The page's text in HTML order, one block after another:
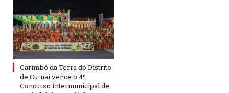
Carimbó da Terra do Distrito
de Curuai vence o 4º
Concurso Intermunicipal de